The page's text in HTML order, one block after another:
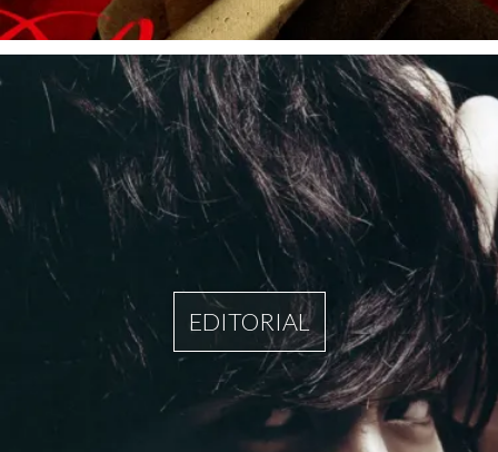
EDITORIAL